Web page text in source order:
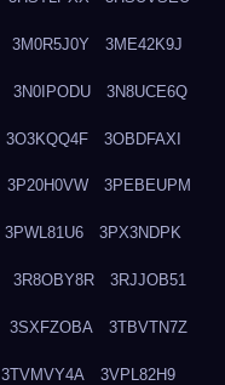
3M0R5J0Y 3ME42K9J
3N0IPODU 3N8UCE6Q
3O3KQQ4F 3OBDFAXI
3P20H0VW 3PEBEUPM
3PWL81U6 3PX3NDPK
3R8OBY8R 3RJJOB51
3SXFZOBA 3TBVTN7Z
3TVMVY4A 3VPL82H9